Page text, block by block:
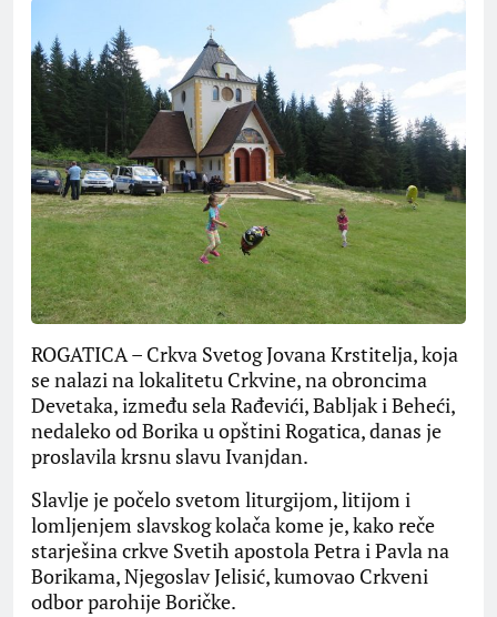
ROGATICA – Crkva Svetog Jovana Krstitelja, koja
se nalazi na lokalitetu Crkvine, na obroncima
Devetaka, između sela Rađevići, Babljak i Beheći,
nedaleko od Borika u opštini Rogatica, danas je
proslavila krsnu slavu Ivanjdan.
Slavlje je počelo svetom liturgijom, litijom i
lomljenjem slavskog kolača kome je, kako reče
starješina crkve Svetih apostola Petra i Pavla na
Borikama, Njegoslav Jelisić, kumovao Crkveni
odbor parohije Boričke.